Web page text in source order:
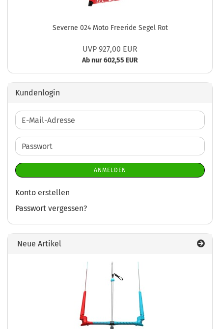
Severne 024 Moto Freeride Segel Rot
UVP 927,00 EUR
Ab nur 602,55 EUR
Kundenlogin
E-
Mail-
Adresse
Passwort
ANMELDEN
Konto erstellen
Passwort vergessen?
Neue Artikel